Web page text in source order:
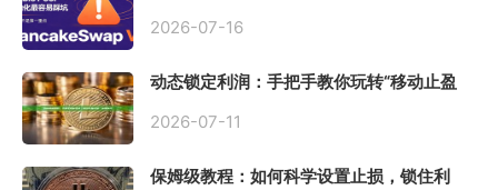
初始化
2026-07-16
动态锁定利润：手把手教你玩转“移动止盈
2026-07-11
保姆级教程：如何科学设置止损，锁住利